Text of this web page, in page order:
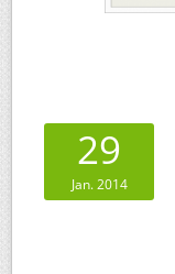
29
Jan. 2014